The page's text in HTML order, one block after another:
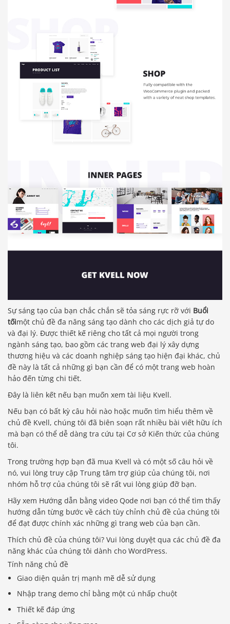
Sự sáng tạo của bạn chắc chắn sẽ tỏa sáng rực rỡ với Buổi
tốimột chủ đề đa năng sáng tạo dành cho các dịch giả tự do
và đại lý. Được thiết kế riêng cho tất cả mọi người trong
ngành sáng tạo, bao gồm các trang web đại lý xây dựng
thương hiệu và các doanh nghiệp sáng tạo hiện đại khác, chủ
đề này là tất cả những gì bạn cần để có một trang web hoàn
hảo đến từng chi tiết.
Đây là liên kết nếu bạn muốn xem tài liệu Kvell.
Nếu bạn có bất kỳ câu hỏi nào hoặc muốn tìm hiểu thêm về
chủ đề Kvell, chúng tôi đã biên soạn rất nhiều bài viết hữu ích
mà bạn có thể dễ dàng tra cứu tại Cơ sở Kiến thức của chúng
tôi.
Trong trường hợp bạn đã mua Kvell và có một số câu hỏi về
nó, vui lòng truy cập Trung tâm trợ giúp của chúng tôi, nơi
nhóm hỗ trợ của chúng tôi sẽ rất vui lòng giúp đỡ bạn.
Hãy xem Hướng dẫn bằng video Qode nơi bạn có thể tìm thấy
hướng dẫn từng bước về cách tùy chỉnh chủ đề của chúng tôi
để đạt được chính xác những gì trang web của bạn cần.
Thích chủ đề của chúng tôi? Vui lòng duyệt qua các chủ đề đa
năng khác của chúng tôi dành cho WordPress.
Tính năng chủ đề
Giao diện quản trị mạnh mẽ dễ sử dụng
Nhập trang demo chỉ bằng một cú nhấp chuột
Thiết kế đáp ứng